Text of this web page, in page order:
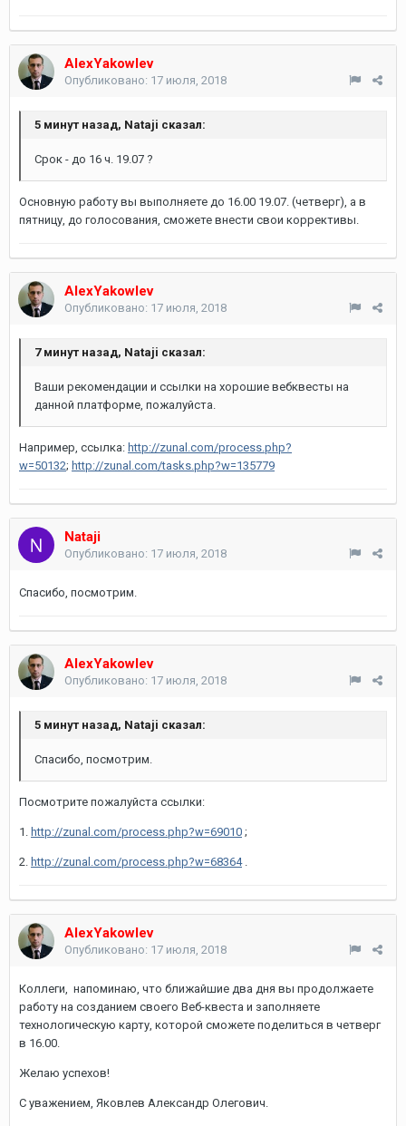
AlexYakowlev
Опубликовано: 17 июля, 2018
5 минут назад, Nataji сказал:
Срок - до 16 ч. 19.07 ?
Основную работу вы выполняете до 16.00 19.07. (четверг), а в
пятницу, до голосования, сможете внести свои коррективы.
AlexYakowlev
Опубликовано: 17 июля, 2018
7 минут назад, Nataji сказал:
Ваши рекомендации и ссылки на хорошие вебквесты на
данной платформе, пожалуйста.
Например, ссылка: http://zunal.com/process.php?
w=50132; http://zunal.com/tasks.php?w=135779
Nataji
Опубликовано: 17 июля, 2018
Спасибо, посмотрим.
AlexYakowlev
Опубликовано: 17 июля, 2018
5 минут назад, Nataji сказал:
Спасибо, посмотрим.
Посмотрите пожалуйста ссылки:
1. http://zunal.com/process.php?w=69010 ;
2. http://zunal.com/process.php?w=68364.
AlexYakowlev
Опубликовано: 17 июля, 2018
Коллеги, напоминаю, что ближайшие два дня вы продолжаете
работу на созданием своего Веб-квеста и заполняете
технологическую карту, которой сможете поделиться в четверг
в 16.00.
Желаю успехов!
С уважением, Яковлев Александр Олегович.